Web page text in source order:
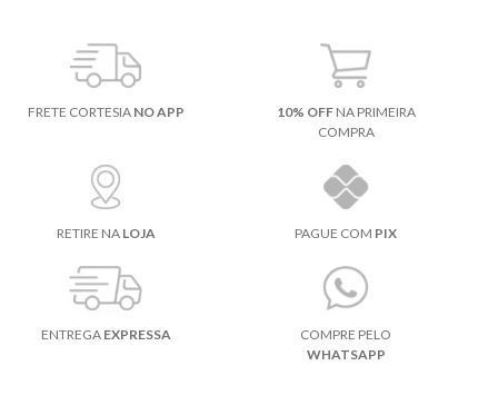
FRETE CORTESIA NO APP 10% OFFNA PRIMEIRA
COMPRA
RETIRE NA LOJA PAGUE COM PIX
ENTREGA EXPRESSA
COMPRE PELO
WHATSAPP